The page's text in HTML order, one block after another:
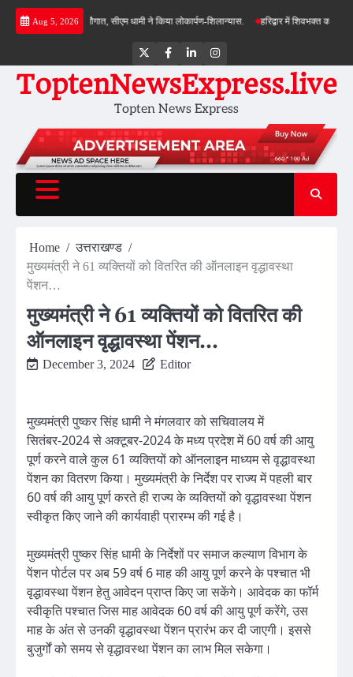
Skip
Aug 5, 2026
योजनाओं की सौगात, सीएम धामी ने किया लोकार्पण-शिलान्यास. हरिद्वार में शिवभक्त कांवड़ियों पर
TwitterFacebookLinkedInInstagram
ToptenNewsExpress.live
Topten News Express
Home
उत्तराखण्ड
मुख्यमंत्री ने 61 व्यक्तियों को वितरित की ऑनलाइन वृद्धावस्था
पेंशन…
मुख्यमंत्री ने 61 व्यक्तियों को वितरित की
ऑनलाइन वृद्धावस्था पेंशन…
December 3, 2024 Editor
मुख्यमंत्री पुष्कर सिंह धामी ने मंगलवार को सचिवालय में
सितंबर-2024 से अक्टूबर-2024 के मध्य प्रदेश में 60 वर्ष की आयु
पूर्ण करने वाले कुल 61 व्यक्तियों को ऑनलाइन माध्यम से वृद्धावस्था
पेंशन का वितरण किया। मुख्यमंत्री के निर्देश पर राज्य में पहली बार
60 वर्ष की आयु पूर्ण करते ही राज्य के व्यक्तियों को वृद्धावस्था पेंशन
स्वीकृत किए जाने की कार्यवाही प्रारम्भ की गई है।
मुख्यमंत्री पुष्कर सिंह धामी के निर्देशों पर समाज कल्याण विभाग के
पेंशन पोर्टल पर अब 59 वर्ष 6 माह की आयु पूर्ण करने के पश्चात भी
वृद्धावस्था पेंशन हेतु आवेदन प्राप्त किए जा सकेंगे। आवेदक का फॉर्म
स्वीकृति पश्चात जिस माह आवेदक 60 वर्ष की आयु पूर्ण करेंगे, उस
माह के अंत से उनकी वृद्धावस्था पेंशन प्रारंभ कर दी जाएगी। इससे
बुजुर्गों को समय से वृद्धावस्था पेंशन का लाभ मिल सकेगा।